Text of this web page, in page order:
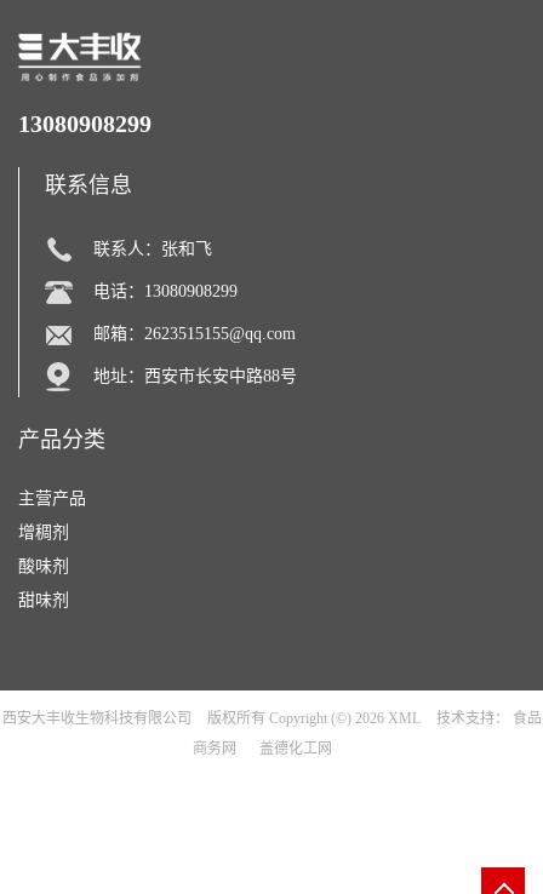
13080908299
联系信息
联系人：张和飞
电话：13080908299
邮箱： 2623515155@qq.com
地址：西安市长安中路88号
产品分类
主营产品
增稠剂
酸味剂
甜味剂
西安大丰收生物科技有限公司 版权所有 Copyright (©) 2026 XML 技术支持：
食品
商务网
盖德化工网